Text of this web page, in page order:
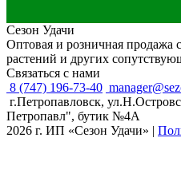
Сезон Удачи
Оптовая и розничная продажа
растений и других
Связаться с нами
8 (747) 196-73-40
г.Петропавловск,
Петропавл", бутик №4A
2026 г. ИП «Сезон Удачи» |